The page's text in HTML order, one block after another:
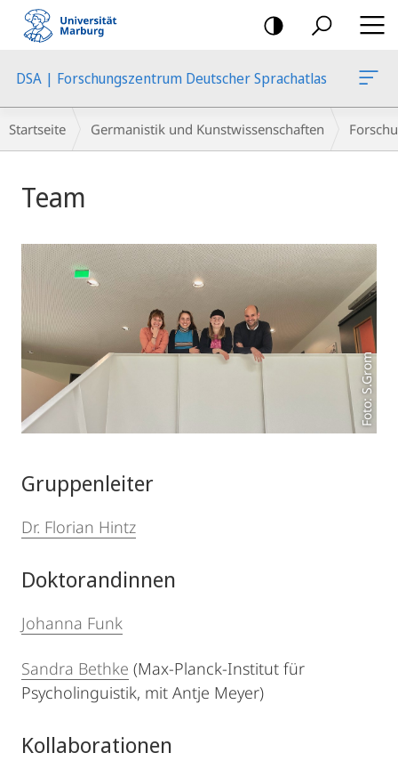
Mobile-
Navigation
DSA | Forschungszentrum Deutscher Sprachatlas
Breadcrumb-
Navigation
Startseite Germanistik und Kunstwissenschaften
Team
Foto: S.Grom
Gruppenleiter
Dr. Florian Hintz
Doktorandinnen
Johanna Funk
Sandra Bethke (Max-Planck-Institut für
Psycholinguistik, mit Antje Meyer)
Kollaborationen